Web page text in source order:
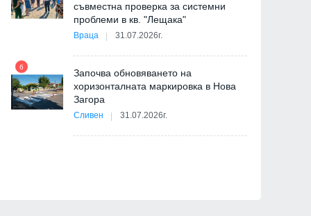
съвместна проверка за системни
проблеми в кв. "Лещака"
Враца 31.07.2026г.
6
Започва обновяването на
хоризонталната маркировка в Нова
Загора
Сливен 31.07.2026г.